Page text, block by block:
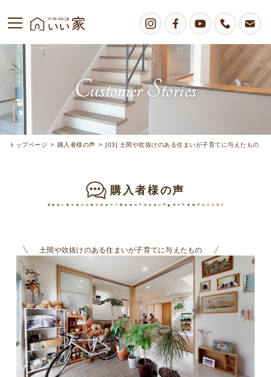
Customer Stories
トップページ > 購入者様の声 > [03] 土間や吹抜けのある住まいが子育てに与えたもの
購入者様の声
土間や吹抜けのある住まいが子育てに与えたもの